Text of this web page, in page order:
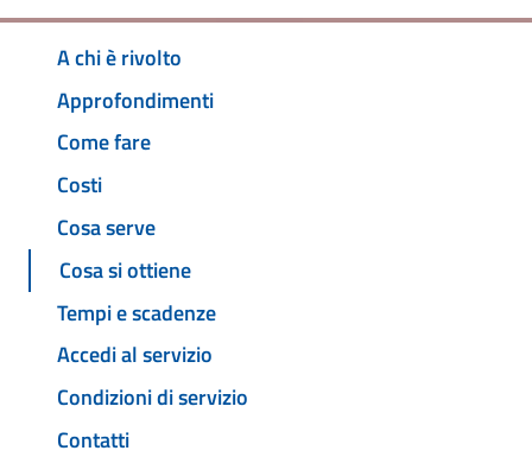
A chi è rivolto
Approfondimenti
Come fare
Costi
Cosa serve
Cosa si ottiene
Tempi e scadenze
Accedi al servizio
Condizioni di servizio
Contatti